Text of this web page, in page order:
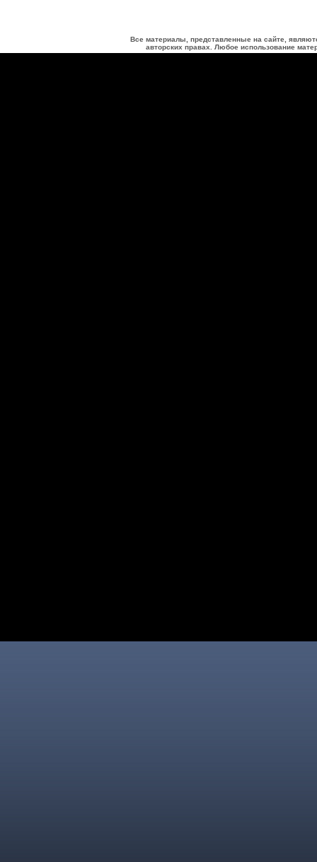
Все материалы, представленные на сайте,
авторских правах. Любое использование